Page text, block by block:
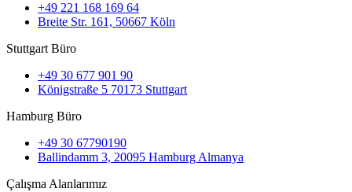
+49 221 168 169 64
Breite Str. 161, 50667 Köln
Stuttgart Büro
+49 30 677 901 90
Königstraße 5 70173 Stuttgart
Hamburg Büro
+49 30 67790190
Ballindamm 3, 20095 Hamburg Almanya
Çalışma Alanlarımız